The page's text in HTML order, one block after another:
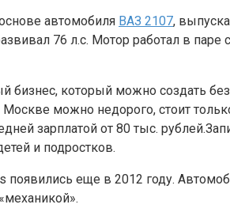
автомобиля ВАЗ 2107,
76 л.с. Мотор работал в
бизнес, который можно создать
можно недорого, стоит
зарплатой от 80 тыс.
и подростков.
еще в 2012 году.